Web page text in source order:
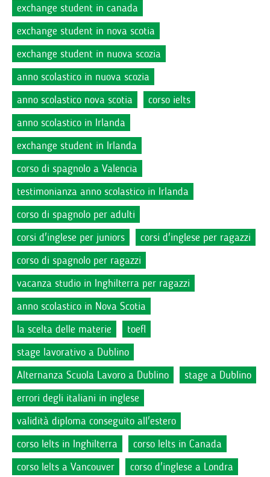
exchange student in canada
exchange student in nova scotia
exchange student in nuova scozia
anno scolastico in nuova scozia
anno scolastico nova scotia
corso ielts
anno scolastico in Irlanda
exchange student in Irlanda
corso di spagnolo a Valencia
testimonianza anno scolastico in Irlanda
corso di spagnolo per adulti
corsi d'inglese per juniors
corsi d'inglese per ragazzi
corso di spagnolo per ragazzi
vacanza studio in Inghilterra per ragazzi
anno scolastico in Nova Scotia
la scelta delle materie
toefl
stage lavorativo a Dublino
Alternanza Scuola Lavoro a Dublino
stage a Dublino
errori degli italiani in inglese
validità diploma conseguito all'estero
corso Ielts in Inghilterra
corso Ielts in Canada
corso Ielts a Vancouver
corso d'inglese a Londra